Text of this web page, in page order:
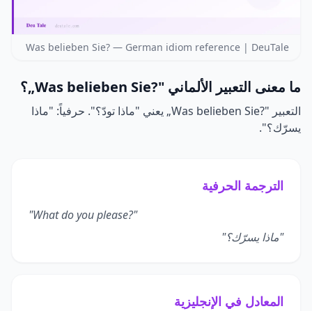
Was belieben Sie? — German idiom reference | DeuTale
ما معنى التعبير الألماني „Was belieben Sie?"؟
التعبير „Was belieben Sie?" يعني "ماذا تودّ؟". حرفياً: "ماذا
يسرّك؟".
الترجمة الحرفية
"What do you please?"
"ماذا يسرّك؟"
المعادل في الإنجليزية